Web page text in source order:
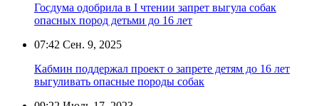
Госдума одобрила в I чтении запрет выгула собак
опасных пород детьми до 16 лет
07:42 Сен. 9, 2025
Кабмин поддержал проект о запрете детям до 16 лет
выгуливать опасные породы собак